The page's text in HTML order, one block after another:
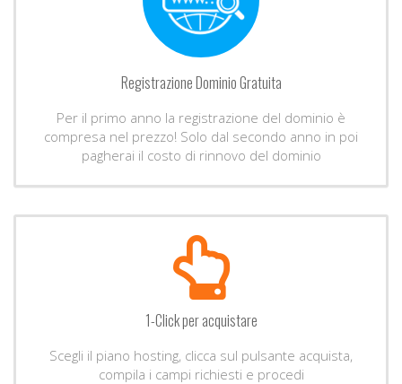
Registrazione Dominio Gratuita
Per il primo anno la registrazione del dominio è
compresa nel prezzo! Solo dal secondo anno in poi
pagherai il costo di rinnovo del dominio
1-Click per acquistare
Scegli il piano hosting, clicca sul pulsante acquista,
compila i campi richiesti e procedi